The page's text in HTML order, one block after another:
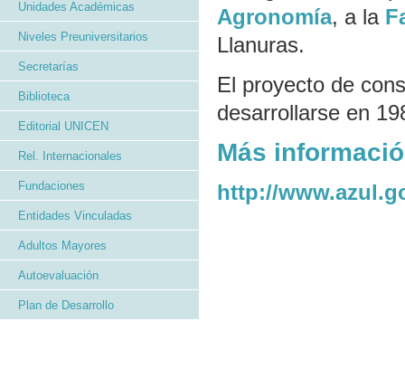
Agronomía, a la
Llanuras.
El proyecto de
desarrollarse en
Más
http://
Unidades Académicas
Niveles Preuniversitarios
Secretarías
Biblioteca
Editorial UNICEN
Rel. Internacionales
Fundaciones
Entidades Vinculadas
Adultos Mayores
Autoevaluación
Plan de Desarrollo